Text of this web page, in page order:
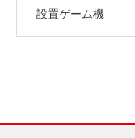
設置ゲーム機